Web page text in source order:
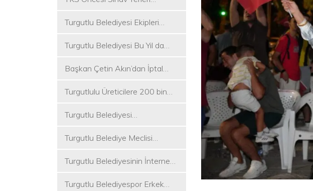
Turgutlu Belediyesi Ekipleri
Hizmete Devam Ediyor
Turgutlu Belediyesi Bu Yıl da
Kuracak
Başkan Çetin Akın’dan İptal
Turgutlulu Üreticilere 200 bin
Turgutlu Belediyesi
Turgutlu Belediye Meclisi
Turgutlu Belediyesinin İnternet
Turgutlu Belediyespor Erkek